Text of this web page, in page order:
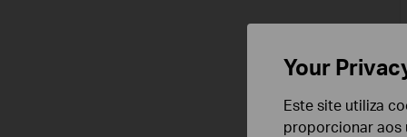
Your
Este site utiliza
proporcionar aos